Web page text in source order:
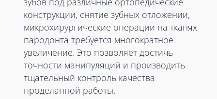
конструкции, снятие зубных отложении,
микрохирургические операции на тканях
пародонта требуется многократное
увеличение. Это позволяет достичь
точности манипуляций и производить
тщательный контроль качества
проделанной работы.